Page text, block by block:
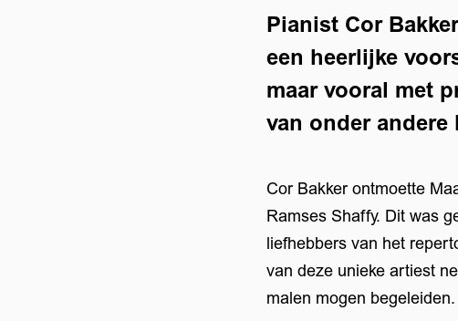
Pianist Cor
een heerlijke
maar vooral met
van onder andere
Cor Bakker ontmoette
Ramses Shaffy. Dit was
liefhebbers van het
van deze unieke artiest
malen mogen begeleiden.